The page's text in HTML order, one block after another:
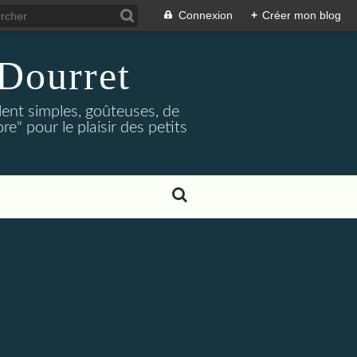
Connexion + Créer mon blog
simples, goûteuses, de
pour le plaisir des petits